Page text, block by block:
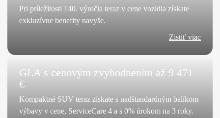
Pri príležitosti 140. výročia teraz v cene vozidla získate
exkluzívne benefity navyše.
Zistiť viac
GLA s cenovým zvýhodnením až 9 471
€
Kompaktné SUV teraz získate s nadštandardným balíkom
výbavy v cene, ServiceCare 4 a s 0% úrokom na 3 roky.